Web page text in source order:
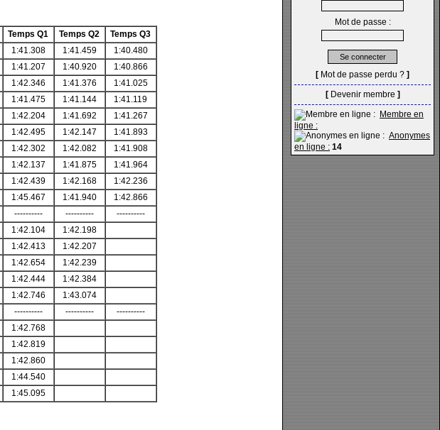
Temps Q1 Temps Q2
Temps Q3
1:41.308 1:41.459
1:40.480
1:41.207 1:40.920
1:40.866
1:42.346 1:41.376
1:41.025
1:41.475 1:41.144
1:41.119
1:42.204 1:41.692
1:41.267
1:42.495 1:42.147
1:41.893
1:42.302 1:42.082
1:41.908
1:42.137 1:41.875
1:41.964
1:42.439 1:42.168
1:42.236
1:45.467 1:41.940
1:42.866
---------- ----------
----------
1:42.104
1:42.198
1:42.413
1:42.207
1:42.654
1:42.239
1:42.444
1:42.384
1:42.746
1:43.074
---------- ----------
----------
1:42.768
1:42.819
1:42.860
1:44.540
1:45.095
Mot de passe :
[ Mot de passe perdu ? ]
[ Devenir membre ]
Membre en
ligne :
Anonymes
en ligne : 14